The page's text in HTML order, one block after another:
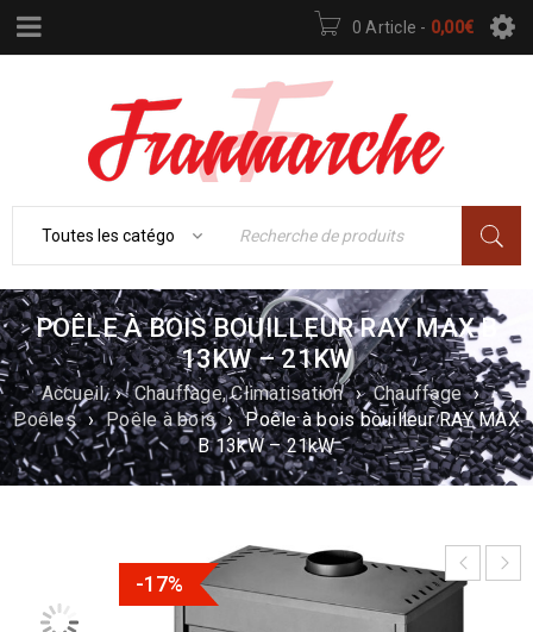
0 Article - 0,00€
POÊLE À BOIS BOUILLEUR RAY MAX B
13KW – 21KW
Accueil › Chauffage, Climatisation › Chauffage ›
Poêles › Poêle à bois › Poêle à bois bouilleur RAY MAX
B 13kW – 21kW
-17%